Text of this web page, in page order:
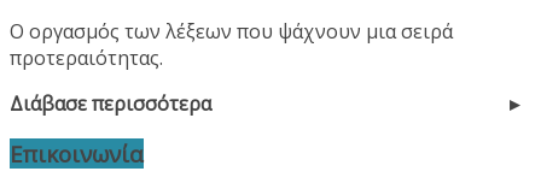
Ο οργασμός των λέξεων που ψάχνουν μια σειρά
προτεραιότητας.
Διάβασε περισσότερα
Επικοινωνία